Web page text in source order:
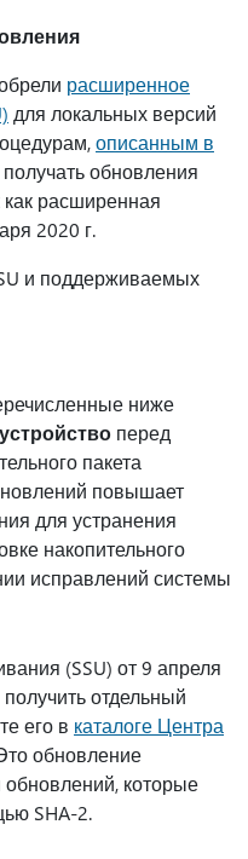
расширенное
для локальных версий
описанным в
обновления
как расширенная
2020 г.
и поддерживаемых
ниже
перед
пакета
повышает
для устранения
накопительного
исправлений системы
(SSU) от 9 апреля
отдельный
его в каталоге Центра
обновление
которые
SHA-2.